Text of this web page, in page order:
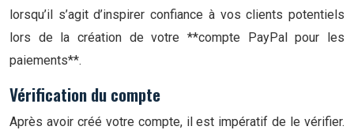
lorsqu’il s’agit d’inspirer confiance à vos clients potentiels
lors de la création de votre **compte PayPal pour les
paiements**.
Vérification du compte
Après avoir créé votre compte, il est impératif de le vérifier.